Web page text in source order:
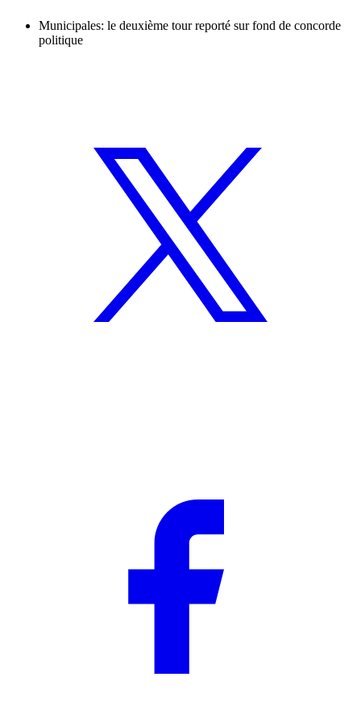
Municipales: le deuxième tour reporté sur fond de concorde
politique